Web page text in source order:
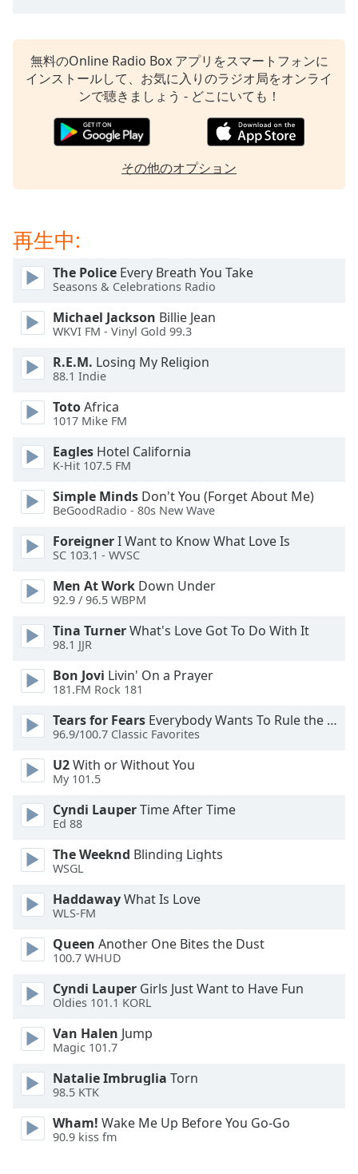
dialog
window.
Escape
Color
Opacity
Color
Opacity
Caption
Area
Background
Color
Opacity
Font
Edge
Style
Family
Reset
Done
Close
Modal
Dialog
dialog
window.
無料のOnline Radio Box アプリをスマートフォンに
インストールして、お気に入りのラジオ局をオンライ
ンで聴きましょう - どこにいても！
その他のオプション
再生中:
The Police Every Breath You Take
Seasons & Celebrations Radio
Michael Jackson Billie Jean
WKVI FM - Vinyl Gold 99.3
R.E.M. Losing My Religion
88.1 Indie
TotoAfrica
1017 Mike FM
Eagles Hotel California
K-Hit 107.5 FM
Simple Minds Don't You (Forget About Me)
BeGoodRadio - 80s New Wave
ForeignerI Want to Know What Love Is
SC 103.1 - WVSC
Men At Work Down Under
92.9 / 96.5 WBPM
Tina TurnerWhat's Love Got To Do With It
98.1 JJR
Bon Jovi Livin' On a Prayer
181.FM Rock 181
Tears for Fears Everybody Wants To Rule the World
96.9/100.7 Classic Favorites
U2With or Without You
My 101.5
Cyndi LauperTime After Time
Ed 88
The Weeknd Blinding Lights
WSGL
HaddawayWhat Is Love
WLS-FM
Queen Another One Bites the Dust
100.7 WHUD
Cyndi Lauper Girls Just Want to Have Fun
Oldies 101.1 KORL
Van Halen Jump
Magic 101.7
Natalie Imbruglia Torn
98.5 KTK
Wham! Wake Me Up Before You Go-Go
90.9 kiss fm